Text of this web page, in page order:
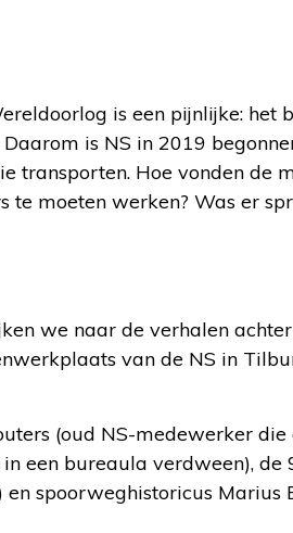
is een pijnlijke: het
is NS in 2019
transporten. Hoe vonden de
moeten werken? Was er
we naar de verhalen
van de NS in
(oud NS-medewerker
een bureaula verdween), de
spoorweghistoricus Marius